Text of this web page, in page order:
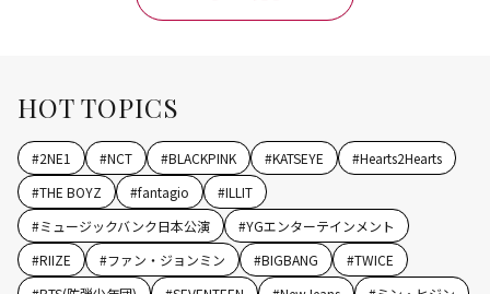
HOT TOPICS
#2NE1 #NCT #BLACKPINK #KATSEYE #Hearts2Hearts
#THE BOYZ #fantagio #ILLIT
#ミュージックバンク日本公演 #YGエンターテインメント
#RIIZE #ファン・ジョンミン #BIGBANG #TWICE